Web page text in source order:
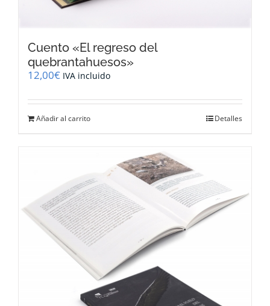
Cuento «El regreso del
quebrantahuesos»
12,00€ IVA incluido
Añadir al carrito Detalles